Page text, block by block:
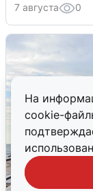
На
cookie-
7 августа 0